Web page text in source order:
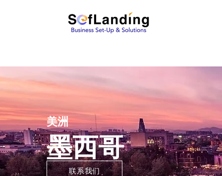
美洲
墨西哥
联系我们